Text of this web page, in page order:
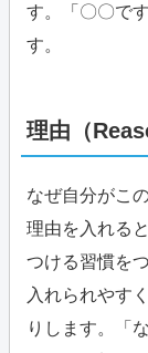
す。「〇〇で
す。
理由（
なぜ自分がこ
理由を入れる
つける習慣を
入れられやす
りします。「